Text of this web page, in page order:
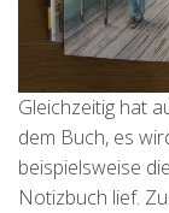
Gleichzeitig hat
dem Buch, es
beispielsweise
Notizbuch lief.